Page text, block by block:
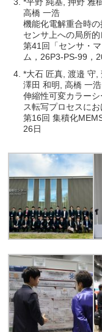
高橋 一浩
機能化電解重合時
センサ上への局所
第41回「センサ・
ム，26P3-PS-99，
*大石 匠真, 渡邉 守,
澤田 和明, 高橋 一浩
伸縮性可変カラー
ス転写プロセスに
第16回 集積化
26日